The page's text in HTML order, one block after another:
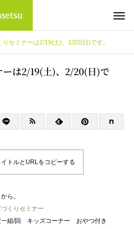
セミナーは2/19(土)、2/20(日)です。
ーは2/19(土)、2/20(日)で
トルとURLをコピーする
ら。
くりセミナー
組/回 キッズコーナー おやつ付き